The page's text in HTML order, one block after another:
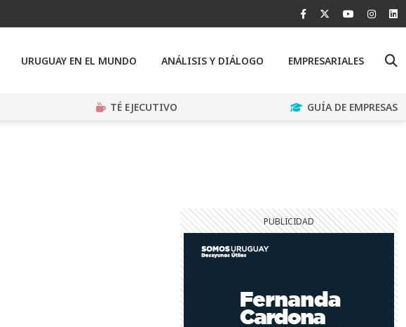
URUGUAY EN EL MUNDO ANÁLISIS Y DIÁLOGO EMPRESARIALES
TÉ EJECUTIVO GUÍA DE EMPRESAS